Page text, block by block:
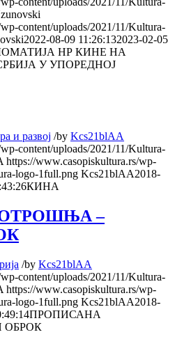
content/uploads/2021/11/Kultura-
2022-08-09 11:26:132023-02-05
НР КИНЕ НА
У УПОРЕДНОЈ
и развој /by Kcs21blAA
content/uploads/2021/11/Kultura-
https://www.casopiskultura.rs/wp-
logo-1full.png Kcs21blAA2018-
КИНА
–
/by Kcs21blAA
content/uploads/2021/11/Kultura-
https://www.casopiskultura.rs/wp-
logo-1full.png Kcs21blAA2018-
ПРОПИСАНА
ОБРОК